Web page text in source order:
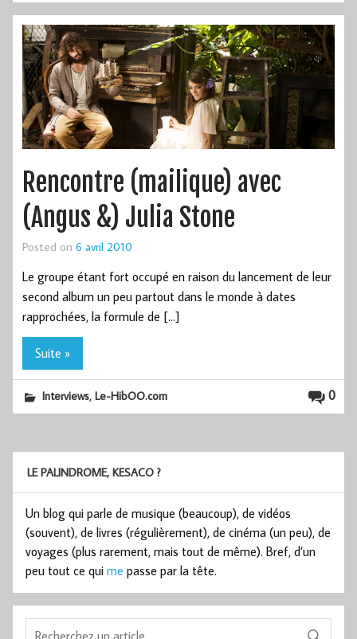
Rencontre (mailique) avec
(Angus &) Julia Stone
Posted on 6 avril 2010
Le groupe étant fort occupé en raison du lancement de leur
second album un peu partout dans le monde à dates
rapprochées, la formule de […]
Suite »
0
Interviews,Le-HibOO.com
LE PALINDROME, KESACO ?
Un blog qui parle de musique (beaucoup), de vidéos
(souvent), de livres (régulièrement), de cinéma (un peu), de
voyages (plus rarement, mais tout de même). Bref, d’un
peu tout ce qui me passe par la tête.